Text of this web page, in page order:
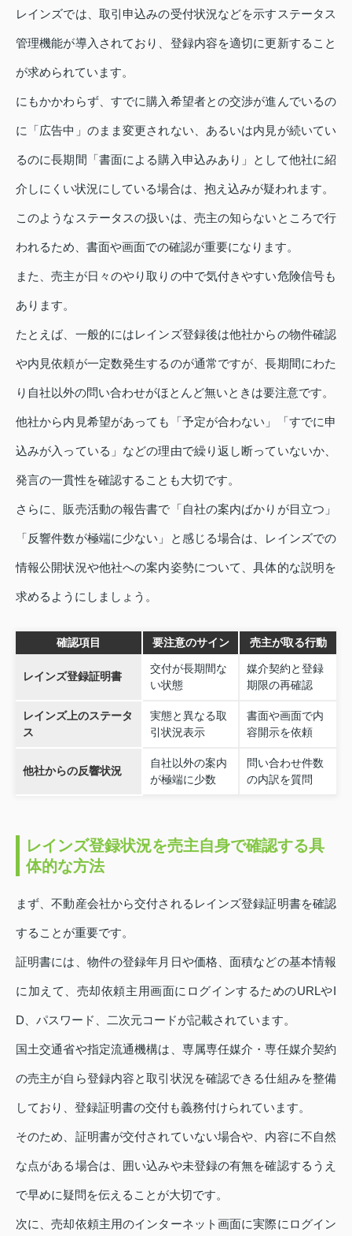
レインズでは、取引申込みの受付状況などを示すステータス
管理機能が導入されており、登録内容を適切に更新すること
が求められています。
にもかかわらず、すでに購入希望者との交渉が進んでいるの
に「広告中」のまま変更されない、あるいは内見が続いてい
るのに長期間「書面による購入申込みあり」として他社に紹
介しにくい状況にしている場合は、抱え込みが疑われます。
このようなステータスの扱いは、売主の知らないところで行
われるため、書面や画面での確認が重要になります。
また、売主が日々のやり取りの中で気付きやすい危険信号も
あります。
たとえば、一般的にはレインズ登録後は他社からの物件確認
や内見依頼が一定数発生するのが通常ですが、長期間にわた
り自社以外の問い合わせがほとんど無いときは要注意です。
他社から内見希望があっても「予定が合わない」「すでに申
込みが入っている」などの理由で繰り返し断っていないか、
発言の一貫性を確認することも大切です。
さらに、販売活動の報告書で「自社の案内ばかりが目立つ」
「反響件数が極端に少ない」と感じる場合は、レインズでの
情報公開状況や他社への案内姿勢について、具体的な説明を
求めるようにしましょう。
確認項目 要注意のサイン 売主が取る行動
レインズ登録証明書
交付が長期間な
い状態
媒介契約と登録
期限の再確認
レインズ上のステータ
ス
実態と異なる取
引状況表示
書面や画面で内
容開示を依頼
他社からの反響状況
自社以外の案内
が極端に少数
問い合わせ件数
の内訳を質問
レインズ登録状況を売主自身で確認する具
体的な方法
まず、不動産会社から交付されるレインズ登録証明書を確認
することが重要です。
証明書には、物件の登録年月日や価格、面積などの基本情報
に加えて、売却依頼主用画面にログインするためのURLやI
D、パスワード、二次元コードが記載されています。
国土交通省や指定流通機構は、専属専任媒介・専任媒介契約
の売主が自ら登録内容と取引状況を確認できる仕組みを整備
しており、登録証明書の交付も義務付けられています。
そのため、証明書が交付されていない場合や、内容に不自然
な点がある場合は、囲い込みや未登録の有無を確認するうえ
で早めに疑問を伝えることが大切です。
次に、売却依頼主用のインターネット画面に実際にログイン